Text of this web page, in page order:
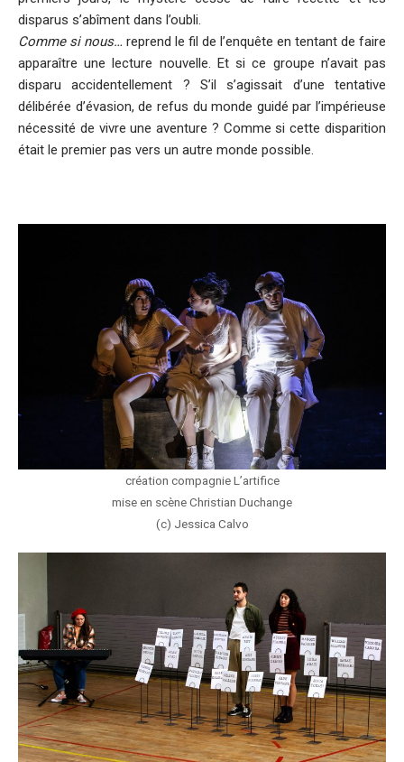
disparus s’abîment dans l’oubli.
Comme si nous… reprend le fil de l’enquête en tentant de faire
apparaître une lecture nouvelle. Et si ce groupe n’avait pas
disparu accidentellement ? S’il s’agissait d’une tentative
délibérée d’évasion, de refus du monde guidé par l’impérieuse
nécessité de vivre une aventure ? Comme si cette disparition
était le premier pas vers un autre monde possible.
création compagnie L’artifice
mise en scène Christian Duchange
(c) Jessica Calvo